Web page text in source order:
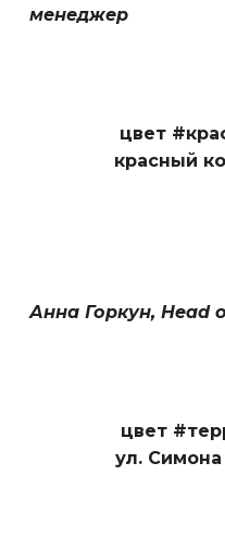
менеджер
цвет
красный
Анна Горкун, Head
цвет
ул.